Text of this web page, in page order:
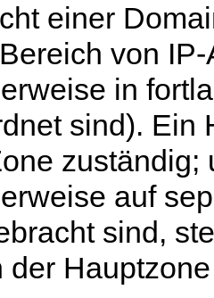
einer
von
in
sind). Ein
zuständig;
auf
sind,
der